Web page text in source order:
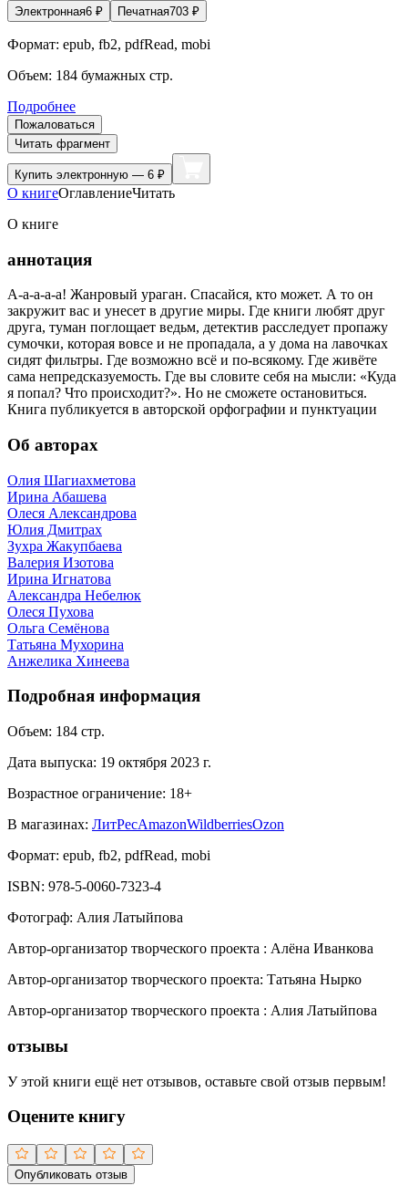
Электронная6 ₽ Печатная703 ₽
Формат: epub, fb2, pdfRead, mobi
Объем: 184 бумажных стр.
Подробнее
Пожаловаться
Читать фрагмент
Купить электронную — 6 ₽
О книгеОглавлениеЧитать
О книге
аннотация
А-а-а-а-а! Жанровый ураган. Спасайся, кто может. А то он
закружит вас и унесет в другие миры. Где книги любят друг
друга, туман поглощает ведьм, детектив расследует пропажу
сумочки, которая вовсе и не пропадала, а у дома на лавочках
сидят фильтры. Где возможно всё и по-всякому. Где живёте
сама непредсказуемость. Где вы словите себя на мысли: «Куда
я попал? Что происходит?». Но не сможете остановиться.
Книга публикуется в авторской орфографии и пунктуации
Об авторах
Олия Шагиахметова
Ирина Абашева
Олеся Александрова
Юлия Дмитрах
Зухра Жакупбаева
Валерия Изотова
Ирина Игнатова
Александрa Небелюк
Олеся Пухова
Ольга Семёнова
Татьяна Мухорина
Анжелика Хинеева
Подробная информация
Объем: 184 стр.
Дата выпуска: 19 октября 2023 г.
Возрастное ограничение: 18+
В магазинах: ЛитРесAmazonWildberriesOzon
Формат: epub, fb2, pdfRead, mobi
ISBN: 978-5-0060-7323-4
Фотограф: Алия Латыйпова
Автор-организатор творческого проекта : Алёна Иванкова
Автор-организатор творческого проекта: Татьяна Нырко
Автор-организатор творческого проекта : Алия Латыйпова
отзывы
У этой книги ещё нет отзывов, оставьте свой отзыв первым!
Оцените книгу
Опубликовать отзыв